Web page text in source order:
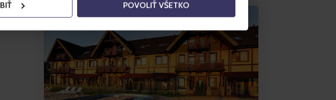
POVOLIŤ VŠETKO